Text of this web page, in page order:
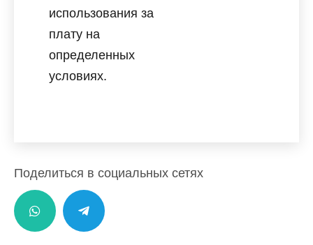
использования за
плату на
определенных
условиях.
Поделиться в социальных сетях